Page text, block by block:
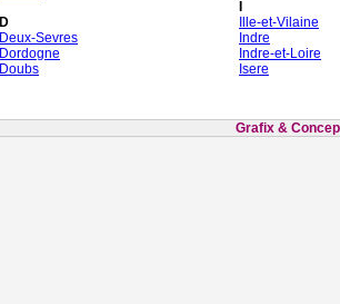
D
Deux-Sevres
Dordogne
Doubs
Ille-et-Vilaine
Indre
Indre-et-Loire
Isere
Grafix &